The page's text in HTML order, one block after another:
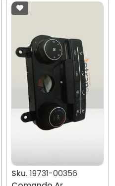
Sku. 19731-00356